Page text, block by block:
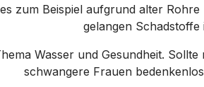
zum Beispiel aufgrund alter
gelangen Schadstoffe
Wasser und Gesundheit.
schwangere Frauen